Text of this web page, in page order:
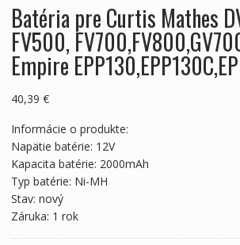
Batéria pre Curtis Mathes
FV500,
Empire
40,39 €
Informácie o produkte:
Napätie batérie: 12V
Kapacita batérie: 2000mAh
Typ batérie: Ni-MH
Stav: nový
Záruka: 1 rok